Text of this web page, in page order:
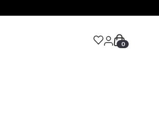
0